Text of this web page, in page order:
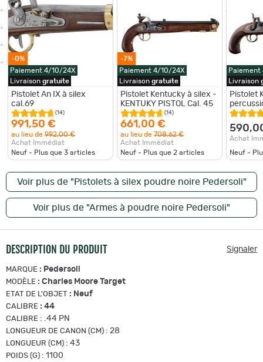
-0%
Paiement 4/10/24X
Livraison gratuite
Pistolet An IX à silex
cal.69
(14)
991,50 €
au lieu de 992,00 €
Achat Immédiat
Neuf - Plus que 3 articles
-7%
Paiement 4/10/24X
Livraison gratuite
Pistolet Kentucky à silex -
KENTUKY PISTOL Cal. 45
(14)
661,00 €
au lieu de 708,62 €
Achat Immédiat
Neuf - Plus que 2 articles
Livraison
Pistolet
Achat
Neuf -
Voir plus de "Pistolets à silex poudre noire Pedersoli"
Voir plus de "Armes à poudre noire Pedersoli"
DESCRIPTION DU PRODUIT Signaler
MARQUE : Pedersoli
MODÈLE : Charles Moore Target
ETAT DE L'OBJET : Neuf
CALIBRE : 44
CALIBRE : .44 PN
LONGUEUR DE CANON (CM) : 28
LONGUEUR (CM) : 43
POIDS (G) : 1100